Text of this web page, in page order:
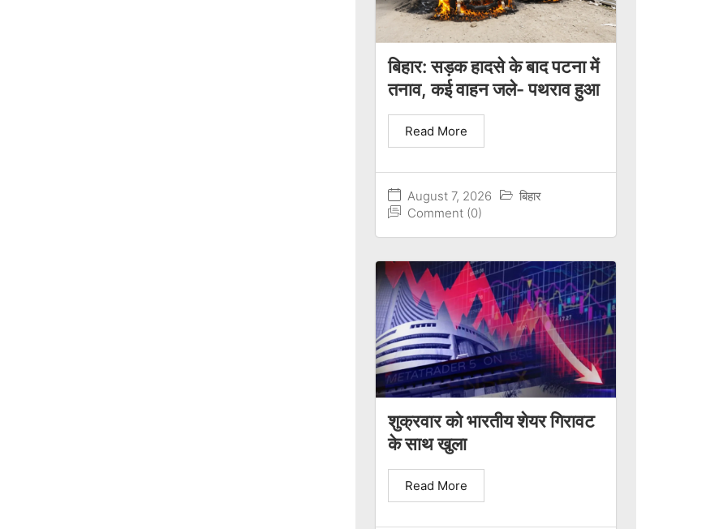
बिहार: सड़क हादसे के बाद पटना में
तनाव, कई वाहन जले- पथराव हुआ
August 7, 2026
बिहार
Comment (0)
Read More
शुक्रवार को भारतीय शेयर गिरावट
के साथ खुला
Read More